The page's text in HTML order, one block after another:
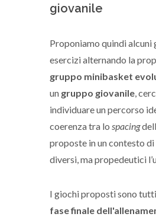
giovanile
Proponiamo quindi alcuni
esercizi alternando la
gruppo minibasket
un gruppo giovanile,
individuare un percorso
coerenza tra lo spacing
proposte in un contesto
diversi, ma propedeutici
I giochi proposti sono
fase finale